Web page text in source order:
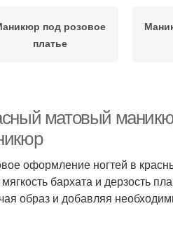
под розовое
платье
розовом маникюр
с глиттером
матовый
оформление ногтей в
бархата и дерзость
образ и добавляя